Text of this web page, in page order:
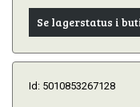
Se lagerstatus i
Id: 5010853267128